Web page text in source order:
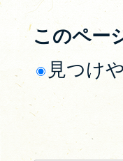
このペー
見つけ